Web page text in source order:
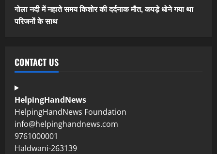
गोला नदी में नहाते समय किशोर की दर्दनाक मौत, कपड़े धोने गया था
परिजनों के साथ
CONTACT US
HelpingHandNews
HelpingHandNews Foundation
info@helpinghandnews.com
9761000001
Haldwani-263139